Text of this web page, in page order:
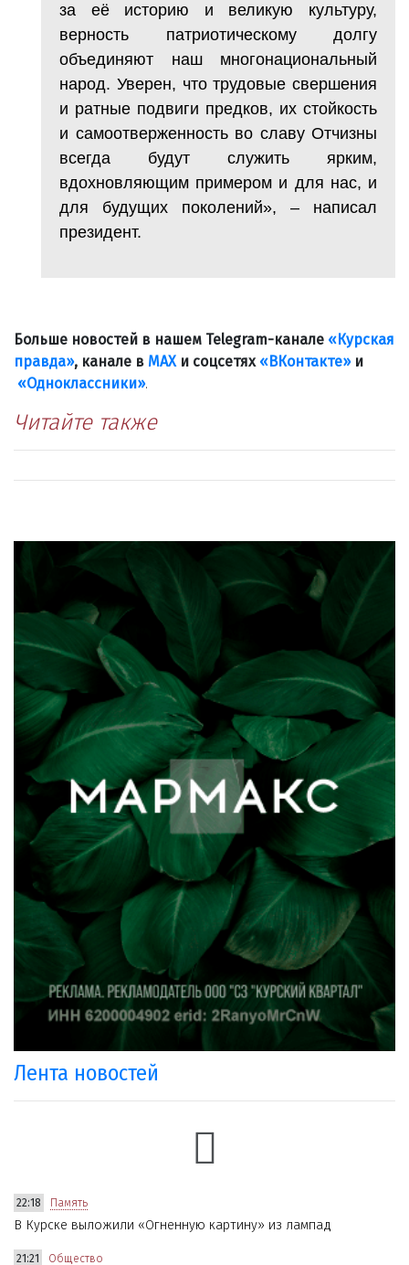
за её историю и великую культуру,
верность патриотическому долгу
объединяют наш многонациональный
народ. Уверен, что трудовые свершения
и ратные подвиги предков, их стойкость
и самоотверженность во славу Отчизны
всегда будут служить ярким,
вдохновляющим примером и для нас, и
для будущих поколений», – написал
президент.
Больше новостей в нашем Telegram-канале «Курская
правда», канале в МАХи соцсетях «ВКонтакте»и
«Одноклассники».
Читайте также
Лента новостей
22:18 Память
В Курске выложили «Огненную картину» из лампад
21:21 Общество